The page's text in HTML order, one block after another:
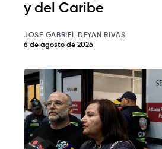
y del Caribe
JOSE GABRIEL DEYAN RIVAS
6 de agosto de 2026